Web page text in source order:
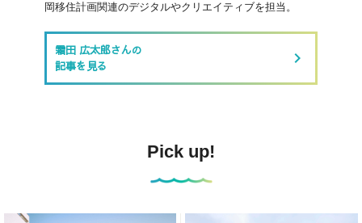
岡移住計画関連のデジタルやクリエイティブを担当。
霜田 広太郎さんの
記事を見る
keyboard_arrow_right
Pick up!